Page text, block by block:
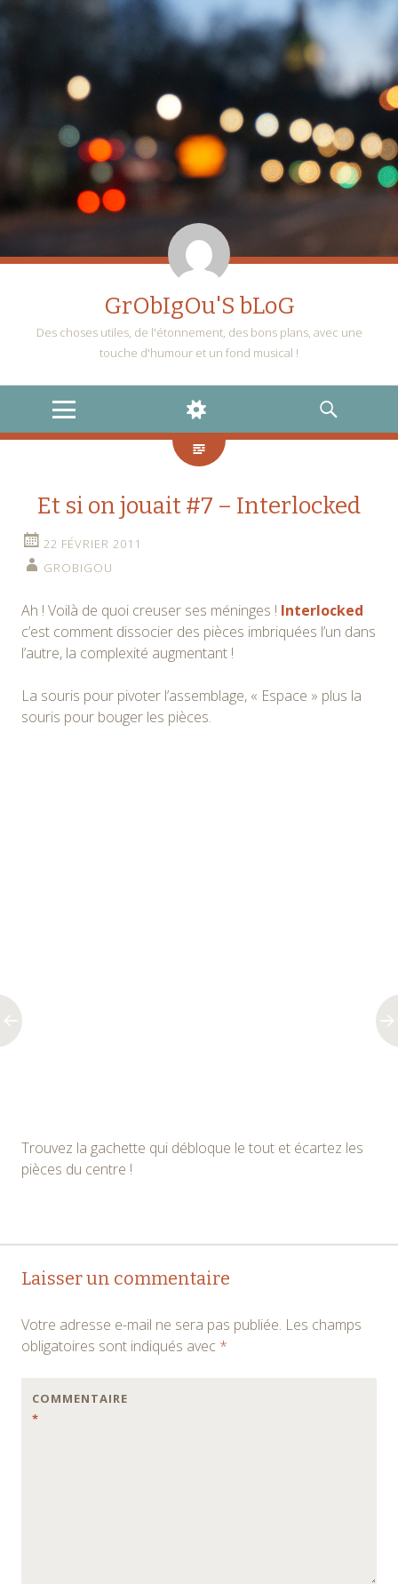
GrObIgOu'S bLoG
Des choses utiles, de l'étonnement, des bons plans, avec une
touche d'humour et un fond musical !
MENU
WIDGETS
RECHERCHE
Et si on jouait #7 – Interlocked
22 FÉVRIER 2011
GROBIGOU
Ah ! Voilà de quoi creuser ses méninges ! Interlocked
c’est comment dissocier des pièces imbriquées l’un dans
l’autre, la complexité augmentant !
La souris pour pivoter l’assemblage, « Espace » plus la
souris pour bouger les pièces.
Trouvez la gachette qui débloque le tout et écartez les
pièces du centre !
Navigation
articles
Laisser un commentaire
Votre adresse e-mail ne sera pas publiée. Les champs
obligatoires sont indiqués avec *
COMMENTAIRE
*